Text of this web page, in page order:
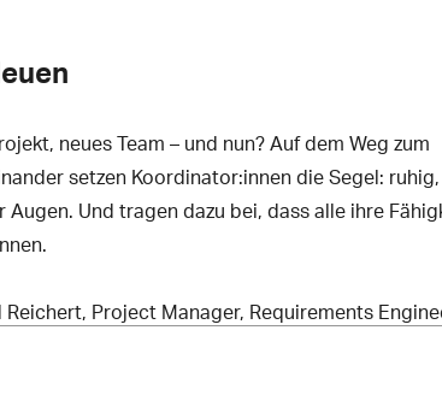
neues Team – und nun? Auf dem Weg zum
setzen Koordinator:innen die Segel:
Augen. Und tragen dazu bei, dass alle ihre
Project Manager, Requirements